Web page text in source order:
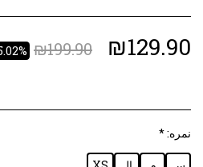
₪129.90
₪199.90
نمره:*